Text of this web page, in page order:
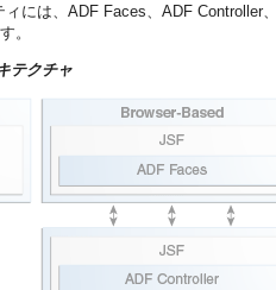
には、ADF Faces、ADF
。
テクチャ